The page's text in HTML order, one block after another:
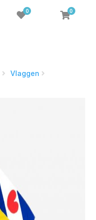
0 0
Vlaggen